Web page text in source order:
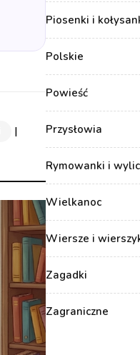
|
Piosenki i
Polskie
Powieść
Przysłowia
Rymowanki i
Wielkanoc
Wiersze i
Zagadki
Zagraniczne